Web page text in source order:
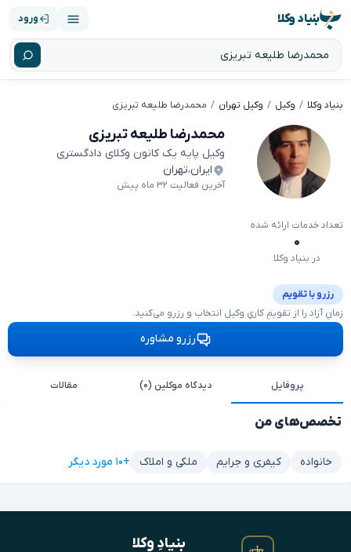
بنیاد وکلا ورود
بنیاد وکلا وکیل وکیل تهران محمدرضا طلیعه تبریزی
محمدرضا طلیعه تبریزی
وکیل پایه یک کانون وکلای دادگستری
ایران،تهران
آخرین فعالیت ۳۲ ماه پیش
تعداد خدمات ارائه شده
۰
در بنیاد وکلا
رزرو با تقویم
زمانِ آزاد را از تقویمِ کاریِ وکیل انتخاب و رزرو می‌کنید.
رزرو مشاوره
پروفایل دیدگاه موکلین (۰) مقالات
تخصص‌های من
خانواده کیفری و جرایم ملکی و املاک +۱۰ مورد دیگر
بنیادِ وکلا